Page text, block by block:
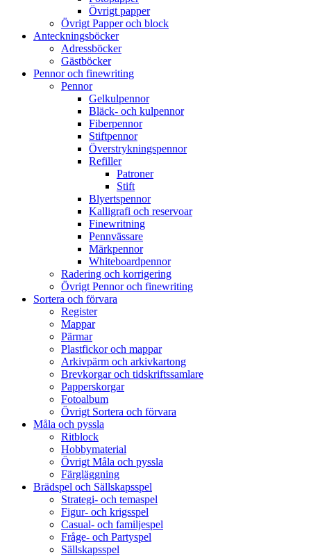
Övrigt papper
Övrigt Papper och block
Anteckningsböcker
Adressböcker
Gästböcker
Pennor och finewriting
Pennor
Gelkulpennor
Bläck- och kulpennor
Fiberpennor
Stiftpennor
Överstrykningspennor
Refiller
Patroner
Stift
Blyertspennor
Kalligrafi och reservoar
Finewritning
Pennvässare
Märkpennor
Whiteboardpennor
Radering och korrigering
Övrigt Pennor och finewriting
Sortera och förvara
Register
Mappar
Pärmar
Plastfickor och mappar
Arkivpärm och arkivkartong
Brevkorgar och tidskriftssamlare
Papperskorgar
Fotoalbum
Övrigt Sortera och förvara
Måla och pyssla
Ritblock
Hobbymaterial
Övrigt Måla och pyssla
Färgläggning
Brädspel och Sällskapsspel
Strategi- och temaspel
Figur- och krigsspel
Casual- och familjespel
Fråge- och Partyspel
Sällskapsspel